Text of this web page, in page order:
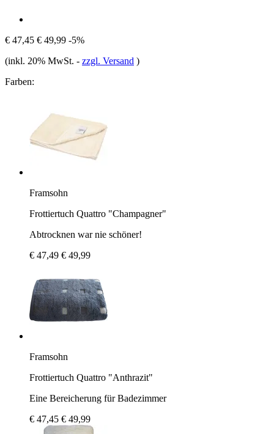
€ 47,45 € 49,99 -5%
(inkl. 20% MwSt. - zzgl. Versand )
Farben:
Framsohn
Frottiertuch Quattro "Champagner"
Abtrocknen war nie schöner!
€ 47,49 € 49,99
Framsohn
Frottiertuch Quattro "Anthrazit"
Eine Bereicherung für Badezimmer
€ 47,45 € 49,99